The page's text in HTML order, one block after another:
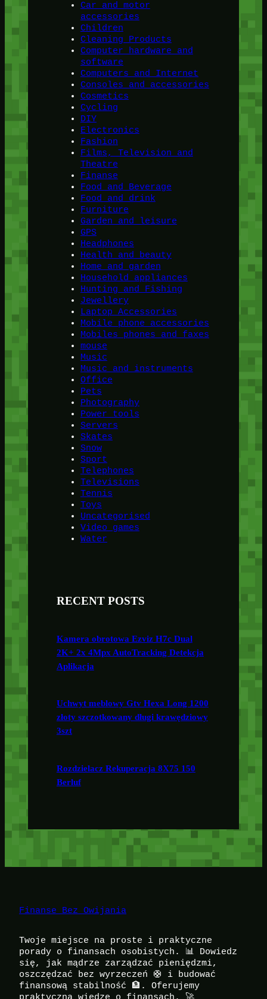
Car and motor
accessories
Children
Cleaning Products
Computer hardware and
software
Computers and Internet
Consoles and accessories
Cosmetics
Cycling
DIY
Electronics
Fashion
Films, Television and
Theatre
Finanse
Food and Beverage
Food and drink
Furniture
Garden and leisure
GPS
Headphones
Health and beauty
Home and garden
Household appliances
Hunting and Fishing
Jewellery
Laptop Accessories
Mobile phone accessories
Mobiles phones and faxes
mouse
Music
Music and instruments
Office
Pets
Photography
Power tools
Servers
Skates
Snow
Sport
Telephones
Televisions
Tennis
Toys
Uncategorised
Video games
Water
RECENT POSTS
Kamera obrotowa Ezviz H7c Dual
2K+ 2x 4Mpx AutoTracking Detekcja
Aplikacja
Uchwyt meblowy Gtv Hexa Long 1200
złoty szczotkowany długi krawędziowy
3szt
Rozdzielacz Rekuperacja 8X75 150
Berluf
Finanse Bez Owijania
Twoje miejsce na proste i praktyczne
porady o finansach osobistych. 📊 Dowiedz
się, jak mądrze zarządzać pieniędzmi,
oszczędzać bez wyrzeczeń 🛟 i budować
finansową stabilność 🏦. Oferujemy